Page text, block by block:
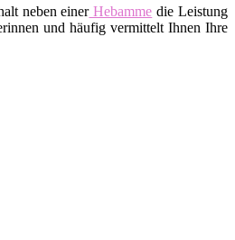
neben einerHebamme die Leistung
und häufig vermittelt Ihnen Ihre